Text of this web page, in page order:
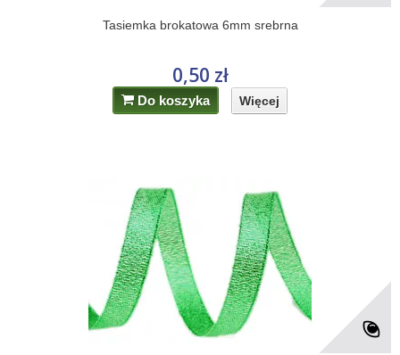
Tasiemka brokatowa 6mm srebrna
0,50 zł
Do koszyka Więcej